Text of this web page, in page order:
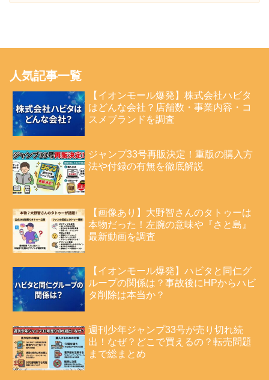
人気記事一覧
【イオンモール爆発】株式会社ハビタ
はどんな会社？店舗数・事業内容・コ
スメブランドを調査
ジャンプ33号再販決定！重版の購入方
法や付録の有無を徹底解説
【画像あり】大野智さんのタトゥーは
本物だった！左腕の意味や『さと島』
最新動画を調査
【イオンモール爆発】ハビタと同仁グ
ループの関係は？事故後にHPからハビ
タ削除は本当か？
週刊少年ジャンプ33号が売り切れ続
出！なぜ？どこで買えるの？転売問題
まで総まとめ